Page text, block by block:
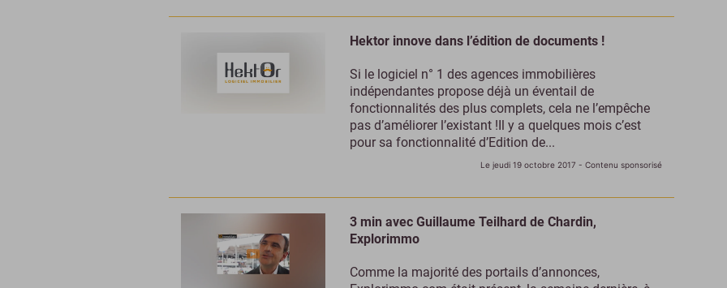
Hektor innove dans l’édition de documents !
Si le logiciel n° 1 des agences immobilières
indépendantes propose déjà un éventail de
fonctionnalités des plus complets, cela ne l’empêche
pas d’améliorer l’existant !Il y a quelques mois c’est
pour sa fonctionnalité d’Edition de...
Le jeudi 19 octobre 2017 - Contenu sponsorisé
3 min avec Guillaume Teilhard de Chardin,
Explorimmo
Comme la majorité des portails d’annonces,